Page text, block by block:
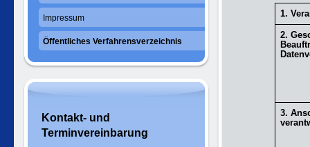
1.
2.
3.
Impressum
Öffentliches Verfahrensverzeichnis
Kontakt- und
Terminvereinbarung